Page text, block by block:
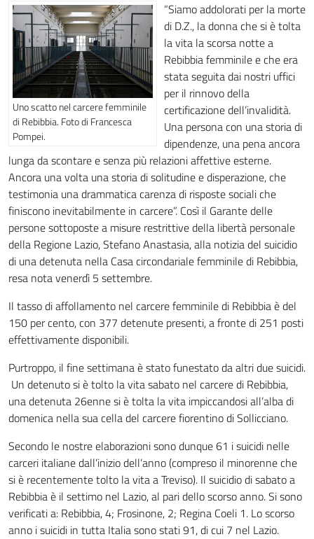
Uno scatto nel carcere femminile
di Rebibbia. Foto di Francesca
Pompei.
“Siamo addolorati per la morte
di D.Z., la donna che si è tolta
la vita la scorsa notte a
Rebibbia femminile e che era
stata seguita dai nostri uffici
per il rinnovo della
certificazione dell’invalidità.
Una persona con una storia di
dipendenze, una pena ancora
lunga da scontare e senza più relazioni affettive esterne.
Ancora una volta una storia di solitudine e disperazione, che
testimonia una drammatica carenza di risposte sociali che
finiscono inevitabilmente in carcere”. Così il Garante delle
persone sottoposte a misure restrittive della libertà personale
della Regione Lazio, Stefano Anastasia, alla notizia del suicidio
di una detenuta nella Casa circondariale femminile di Rebibbia,
resa nota venerdì 5 settembre.
Il tasso di affollamento nel carcere femminile di Rebibbia è del
150 per cento, con 377 detenute presenti, a fronte di 251 posti
effettivamente disponibili.
Purtroppo, il fine settimana è stato funestato da altri due suicidi.
Un detenuto si è tolto la vita sabato nel carcere di Rebibbia,
una detenuta 26enne si è tolta la vita impiccandosi all’alba di
domenica nella sua cella del carcere fiorentino di Sollicciano.
Secondo le nostre elaborazioni sono dunque 61 i suicidi nelle
carceri italiane dall’inizio dell’anno (compreso il minorenne che
si è recentemente tolto la vita a Treviso). Il suicidio di sabato a
Rebibbia è il settimo nel Lazio, al pari dello scorso anno. Si sono
verificati a: Rebibbia, 4; Frosinone, 2; Regina Coeli 1. Lo scorso
anno i suicidi in tutta Italia sono stati 91, di cui 7 nel Lazio.